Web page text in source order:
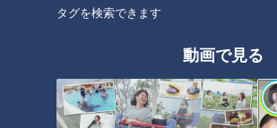
タグを検索できます
動画で見る
もちろんあなたの周りにも…
ホームページ
番組サイト